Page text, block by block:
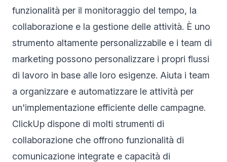
funzionalità per il monitoraggio del tempo, la
collaborazione e la gestione delle attività. È uno
strumento altamente personalizzabile e i team di
marketing possono personalizzare i propri flussi
di lavoro in base alle loro esigenze. Aiuta i team
a organizzare e automatizzare le attività per
un'implementazione efficiente delle campagne.
ClickUp dispone di molti strumenti di
collaborazione che offrono funzionalità di
comunicazione integrate e capacità di